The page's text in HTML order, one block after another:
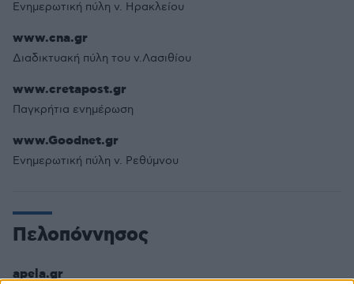
Ενημερωτική πύλη ν. Ηρακλείου
www.cna.gr
Διαδικτυακή πύλη του ν.Λασιθίου
www.cretapost.gr
Παγκρήτια ενημέρωση
www.Goodnet.gr
Ενημερωτική πύλη ν. Ρεθύμνου
Πελοπόννησος
apela.gr